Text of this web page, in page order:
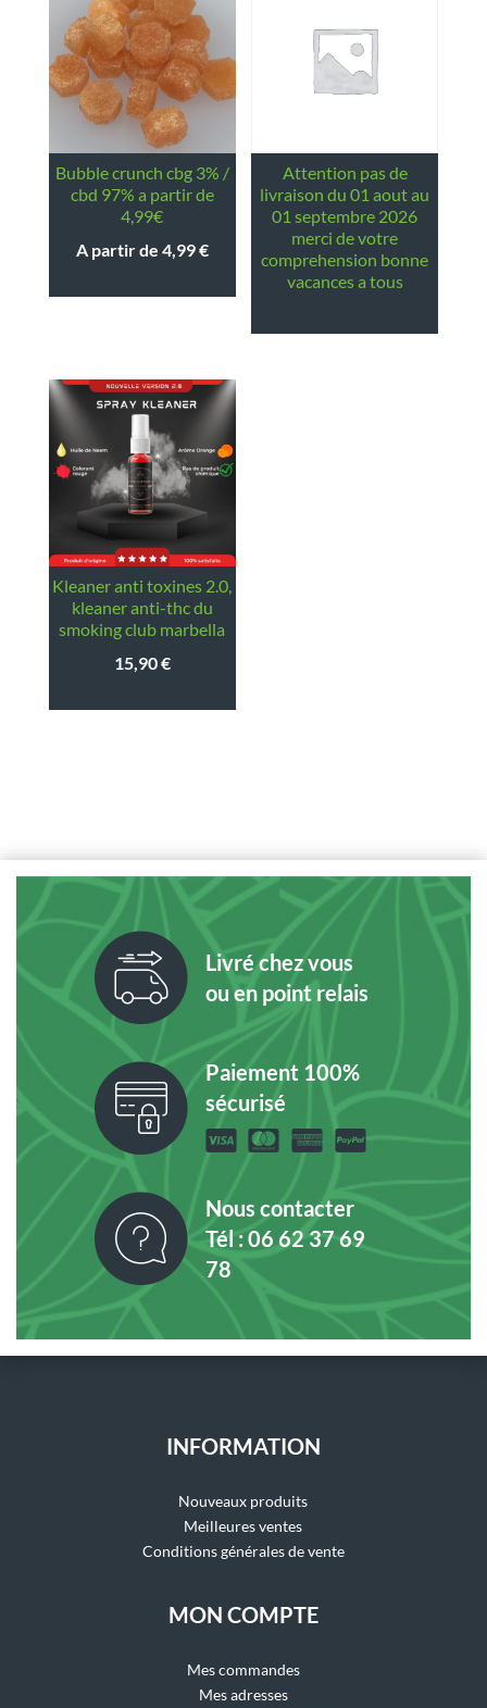
bubble crunch cbg 3% /
cbd 97% a partir de
4,99€
A partir de 4,99€
attention pas de
livraison du 01 aout au
01 septembre 2026
merci de votre
comprehension bonne
vacances a tous
kleaner anti toxines 2.0,
kleaner anti-thc du
smoking club marbella
15,90€
Livré chez vous
ou en point relais
Paiement 100%
sécurisé
Nous contacter
Tél : 06 62 37 69
78
INFORMATION
Nouveaux produits
Meilleures ventes
Conditions générales de vente
MON COMPTE
Mes commandes
Mes adresses